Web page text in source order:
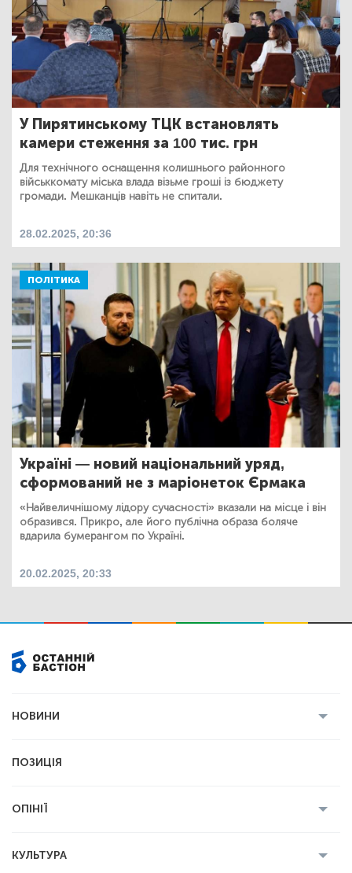
У Пирятинському ТЦК встановлять
камери стеження за 100 тис. грн
Для технічного оснащення колишнього районного
військкомату міська влада візьме гроші із бюджету
громади. Мешканців навіть не спитали.
28.02.2025, 20:36
ПОЛІТИКА
Україні — новий національний уряд,
сформований не з маріонеток Єрмака
«Найвеличнішому лідору сучасності» вказали на місце і він
образився. Прикро, але його публічна образа боляче
вдарила бумерангом по Україні.
20.02.2025, 20:33
НОВИНИ
Економіка
ПОЗИЦІЯ
ОПІНІЇ
КУЛЬТУРА